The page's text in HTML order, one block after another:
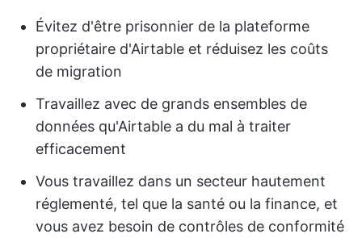
Évitez d'être prisonnier de la plateforme
propriétaire d'Airtable et réduisez les coûts
de migration
Travaillez avec de grands ensembles de
données qu'Airtable a du mal à traiter
efficacement
Vous travaillez dans un secteur hautement
réglementé, tel que la santé ou la finance, et
vous avez besoin de contrôles de conformité